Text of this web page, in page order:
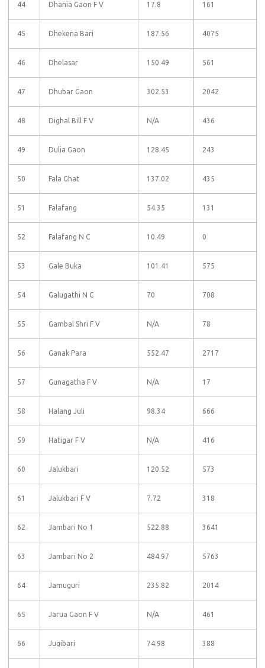
44 Dhania Gaon F V 17.8 161
45 Dhekena Bari 187.56 4075
46 Dhelasar 150.49 561
47 Dhubar Gaon 302.53 2042
48 Dighal Bill F V N/A 436
49 Dulia Gaon 128.45 243
50 Fala Ghat 137.02 435
51 Falafang 54.35 131
52 Falafang N C 10.49 0
53 Gale Buka 101.41 575
54 Galugathi N C 70 708
55 Gambal Shri F V N/A 78
56 Ganak Para 552.47 2717
57 Gunagatha F V N/A 17
58 Halang Juli 98.34 666
59 Hatigar F V N/A 416
60 Jalukbari 120.52 573
61 Jalukbari F V 7.72 318
62 Jambari No 1 522.88 3641
63 Jambari No 2 484.97 5763
64 Jamuguri 235.82 2014
65 Jarua Gaon F V N/A 461
66 Jugibari 74.98 388